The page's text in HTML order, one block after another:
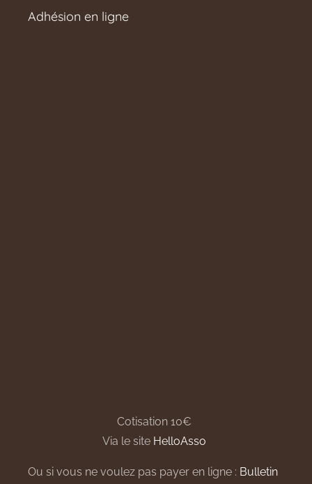
Adhésion en ligne
Cotisation 10€
Via le site HelloAsso
Ou si vous ne voulez pas payer en ligne : Bulletin